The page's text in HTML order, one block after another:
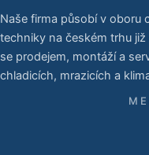
Naše firma působí v oboru
techniky na českém trhu
se prodejem, montáží a
chladicích, mrazicích a